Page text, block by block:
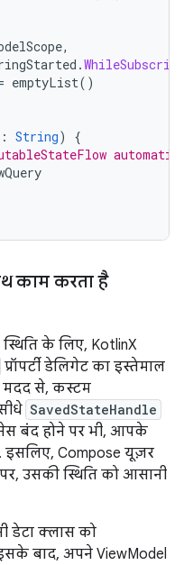
,
.
emptyList()
: String)
{
काम करता है
के लिए, KotlinX
प्रॉपर्टी डेलिगेट का इस्तेमाल
मदद से, कस्टम
SavedStateHandle
बंद होने पर भी, आपके
इसलिए, Compose यूज़र
उसकी स्थिति को आसानी
डेटा क्लास को
बाद, अपने ViewModel